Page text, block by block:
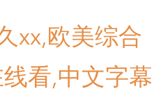
xx,欧美综合
看,中文字幕